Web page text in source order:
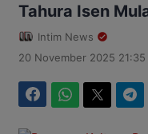
Tahura Isen
Intim News
20 November 2025 21:35